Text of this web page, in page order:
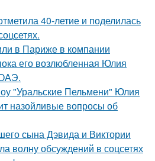
40-летие и поделилась
в Париже в компании
его возлюбленная Юлия
"Уральские Пельмени" Юлия
назойливые вопросы об
сына Дэвида и Виктории
волну обсуждений в соцсетях